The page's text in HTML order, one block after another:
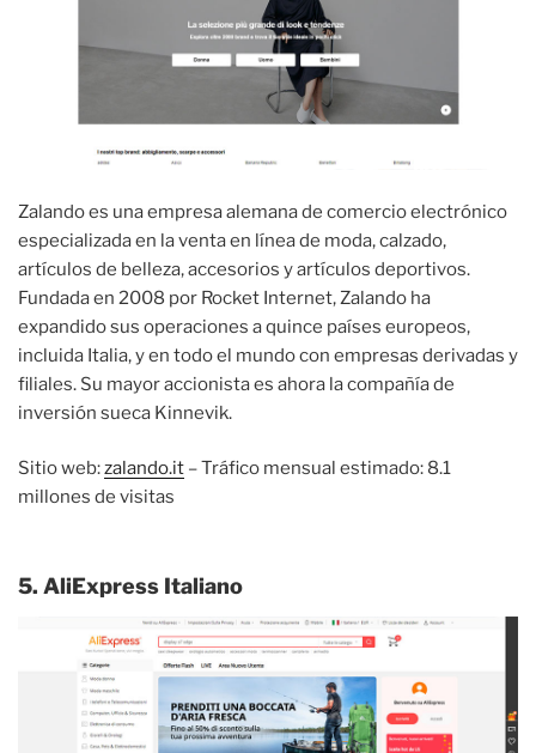
Zalando es una empresa alemana de comercio electrónico
especializada en la venta en línea de moda, calzado,
artículos de belleza, accesorios y artículos deportivos.
Fundada en 2008 por Rocket Internet, Zalando ha
expandido sus operaciones a quince países europeos,
incluida Italia, y en todo el mundo con empresas derivadas y
filiales. Su mayor accionista es ahora la compañía de
inversión sueca Kinnevik.
Sitio web:zalando.it – Tráfico mensual estimado: 8.1
millones de visitas
5. AliExpress Italiano